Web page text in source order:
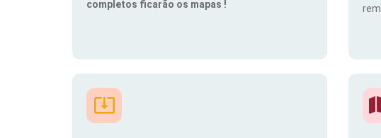
completos ficarão os mapas !